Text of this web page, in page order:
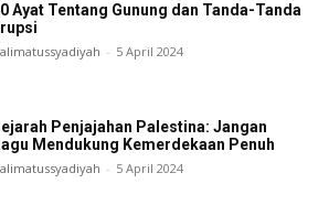
Ayat Tentang Gunung dan Tanda-Tanda
- 5 April 2024
Penjajahan Palestina: Jangan
Mendukung Kemerdekaan Penuh
- 5 April 2024